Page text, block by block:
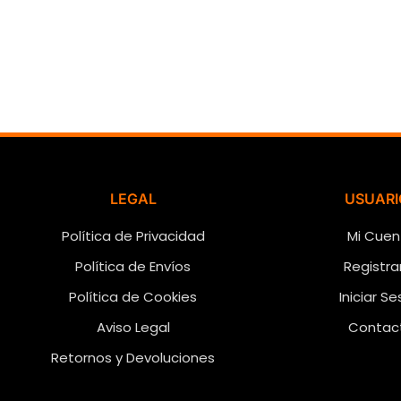
LEGAL
Política de Privacidad
Política de Envíos
Política de Cookies
Aviso Legal
Retornos y Devoluciones
Mi
Iniciar